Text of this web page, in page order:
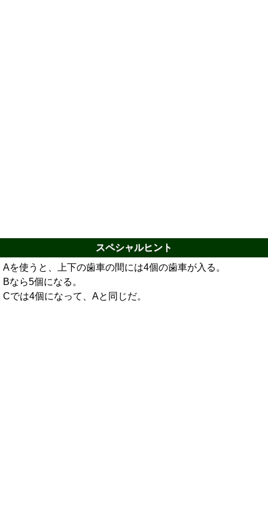
スペシャルヒント
Aを使うと、上下の歯車の間には4個の歯車が入る。
Bなら5個になる。
Cでは4個になって、Aと同じだ。